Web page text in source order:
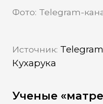
Фото: Telegram-
Источник:
Кухарука
Ученые